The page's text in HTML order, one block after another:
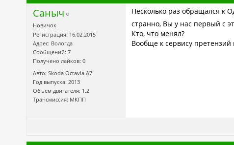
Саныч
Новичок
Регистрация: 16.02.2015
Адрес: Вологда
Сообщений: 7
Получено лайков: 0
Авто: Skoda Octavia A7
Год выпуска: 2013
Объем двигателя: 1.2
Трансмиссия: МКПП
Несколько раз обращался к
странно, Вы у нас первый с
Кто, что менял?
Вообще к сервису претензий